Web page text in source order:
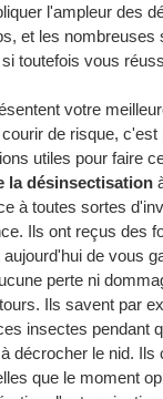
l'ampleur des
et les nombreuses
toutefois vous
votre
de risque, c'est
utiles pour faire
la désinsectisation
à toutes sortes
Ils ont reçus des
de vous
perte ni
Ils savent par
insectes pendant
décrocher le nid. Ils
que le moment